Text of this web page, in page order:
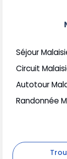
Séjour
Circuit
Autotour
Randonnée